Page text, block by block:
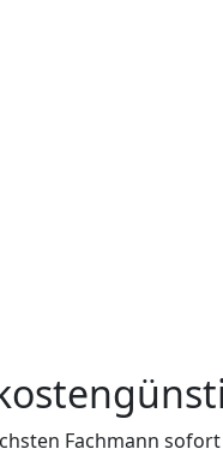
Fachmann